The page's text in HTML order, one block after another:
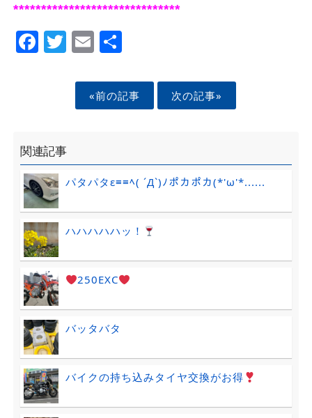
******************************
Facebook
Twitter
EmailShare
«前の記事 次の記事»
関連記事
パタパタε≡≡ﾍ( ´Д`)ﾉポカポカ(*'ω'*......
ハハハハハッ！
250EXC
バッタバタ
バイクの持ち込みタイヤ交換がお得